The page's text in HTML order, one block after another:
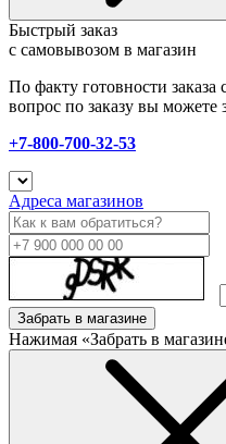
Быстрый заказ
с самовывозом в магазин
По факту готовности
вопрос по заказу вы можете
+7-800-700-32-53
Адреса магазинов
Забрать в магазине
Нажимая «Забрать в